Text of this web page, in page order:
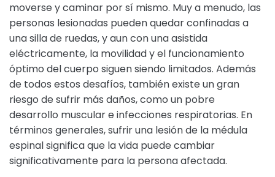
moverse y caminar por sí mismo. Muy a menudo, las
personas lesionadas pueden quedar confinadas a
una silla de ruedas, y aun con una asistida
eléctricamente, la movilidad y el funcionamiento
óptimo del cuerpo siguen siendo limitados. Además
de todos estos desafíos, también existe un gran
riesgo de sufrir más daños, como un pobre
desarrollo muscular e infecciones respiratorias. En
términos generales, sufrir una lesión de la médula
espinal significa que la vida puede cambiar
significativamente para la persona afectada.